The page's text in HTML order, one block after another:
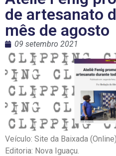
de artesanato
mês de agosto
09 setembro 2021
Veículo: Site da Baixada (Online).
Editoria: Nova Iguaçu.